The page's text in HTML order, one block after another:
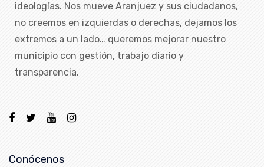
ideologías. Nos mueve Aranjuez y sus ciudadanos,
no creemos en izquierdas o derechas, dejamos los
extremos a un lado… queremos mejorar nuestro
municipio con gestión, trabajo diario y
transparencia.
Conócenos